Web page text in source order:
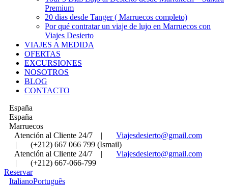
Premium
20 dias desde Tanger ( Marruecos completo)
Por qué contratar un viaje de lujo en Marruecos con
Viajes Desierto
VIAJES A MEDIDA
OFERTAS
EXCURSIONES
NOSOTROS
BLOG
CONTACTO
España
España
Marruecos
Atención al Cliente 24/7
|
Viajesdesierto@gmail.com
|
(+212) 667 066 799 (Ismail)
Atención al Cliente 24/7
|
Viajesdesierto@gmail.com
|
(+212) 667-066-799
Reservar
ItalianoPortuguês